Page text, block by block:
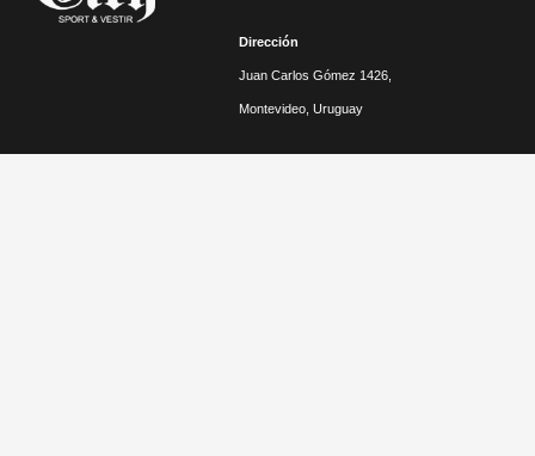
Dirección
Juan Carlos Gómez 1426,
Montevideo, Uruguay